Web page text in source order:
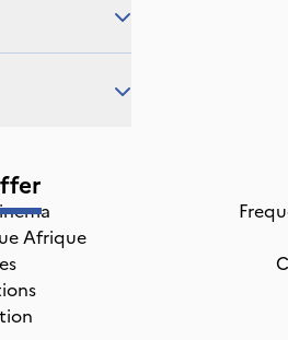
Afrique